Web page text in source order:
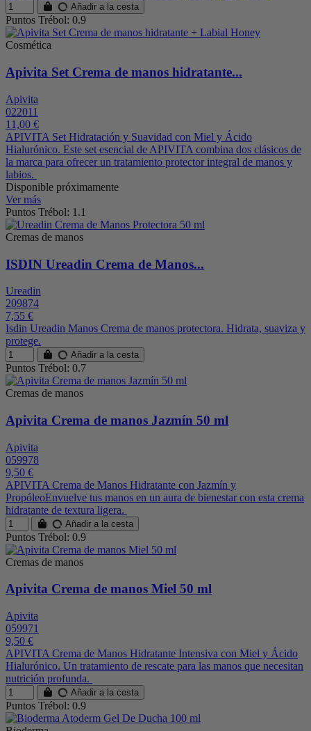
Añadir a la cesta
Puntos Trébol: 0.9
Cosmética
Apivita Set Crema de manos hidratante...
Apivita
022011
11,00 €
APIVITA Set Hidratación y Suavidad con Miel y Ácido
Hialurónico. Este set esencial de APIVITA combina dos clásicos de
la marca para ofrecer un tratamiento protector integral de manos y
labios.
Disponible próximamente
Ver más
Puntos Trébol: 1.1
Cremas de manos
ISDIN Ureadin Crema de Manos...
Ureadin
209874
7,55 €
Isdin Ureadin Manos Crema de manos protectora. Hidrata, suaviza y
protege.
Añadir a la cesta
Puntos Trébol: 0.7
Cremas de manos
Apivita Crema de manos Jazmín 50 ml
Apivita
059978
9,50 €
APIVITA Crema de Manos Hidratante con Jazmín y
PropóleoEnvuelve tus manos en un aura de bienestar con esta crema
hidratante de textura ligera.
Añadir a la cesta
Puntos Trébol: 0.9
Cremas de manos
Apivita Crema de manos Miel 50 ml
Apivita
059971
9,50 €
APIVITA Crema de Manos Hidratante Intensiva con Miel y Ácido
Hialurónico. Un tratamiento de rescate para las manos que necesitan
nutrición profunda.
Añadir a la cesta
Puntos Trébol: 0.9